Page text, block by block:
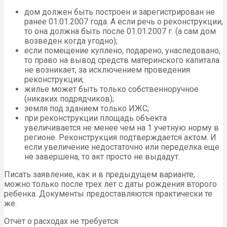
дом должен быть построен и зарегистрирован не
ранее 01.01.2007 года. А если речь о реконструкции,
то она должна быть после 01.01.2007 г. (а сам дом
возведен когда угодно);
если помещение куплено, подарено, унаследовано,
то право на вывод средств материнского капитала
не возникает, за исключением проведения
реконструкции;
жилье может быть только собственноручное
(никаких подрядчиков);
земля под зданием только ИЖС;
при реконструкции площадь объекта
увеличивается не менее чем на 1 учетную норму в
регионе. Реконструкция подтверждается актом. И
если увеличение недостаточно или переделка еще
не завершена, то акт просто не выдадут.
Писать заявление, как и в предыдущем варианте,
можно только после трех лет с даты рождения второго
ребенка. Документы предоставляются практически те
же.
Отчет о расходах не требуется.